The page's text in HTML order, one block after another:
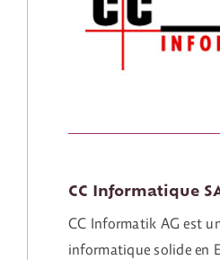
CC Informatique
CC Informatik AG est
informatique solide en